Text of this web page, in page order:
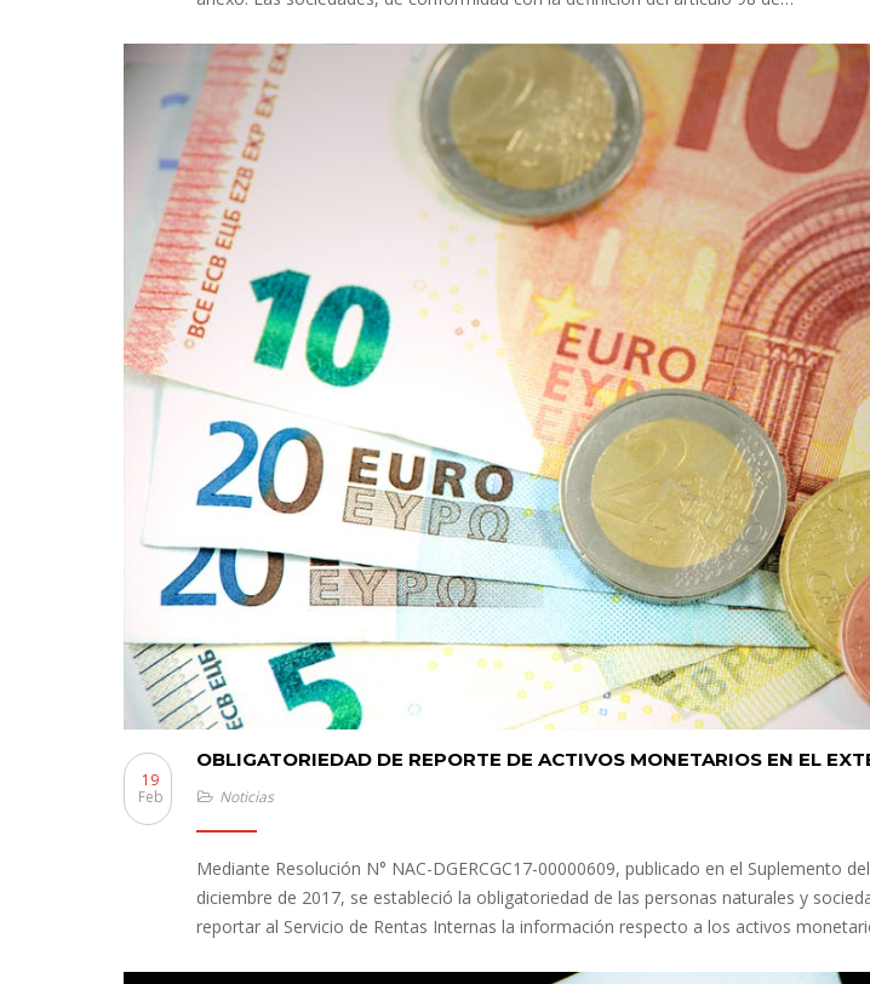
OBLIGATORIEDAD DE REPORTE DE ACTIVOS MONETARIOS EN EL
19
Feb
Noticias
Mediante Resolución N° NAC-DGERCGC17-00000609, publicado en el Suplemento
diciembre de 2017, se estableció la obligatoriedad de las personas naturales y
reportar al Servicio de Rentas Internas la información respecto a los activos